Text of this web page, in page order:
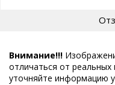
Внимание!!!
отличаться от
уточняйте информацию